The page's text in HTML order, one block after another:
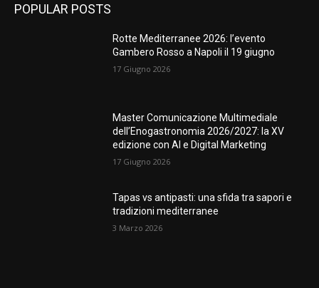
POPULAR POSTS
Rotte Mediterranee 2026: l’evento
Gambero Rosso a Napoli il 19 giugno
17 Giugno 2026
Master Comunicazione Multimediale
dell’Enogastronomia 2026/2027: la XV
edizione con AI e Digital Marketing
17 Giugno 2026
Tapas vs antipasti: una sfida tra sapori e
tradizioni mediterranee
3 Marzo 2026